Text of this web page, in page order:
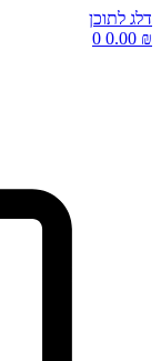
דלג לתוכן
0.00 ₪
0